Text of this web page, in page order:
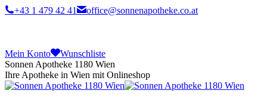
+43 1 479 42 41 office@sonnenapotheke.co.at
Mein Konto
Wunschliste
Sonnen Apotheke 1180 Wien
Ihre Apotheke in Wien mit Onlineshop